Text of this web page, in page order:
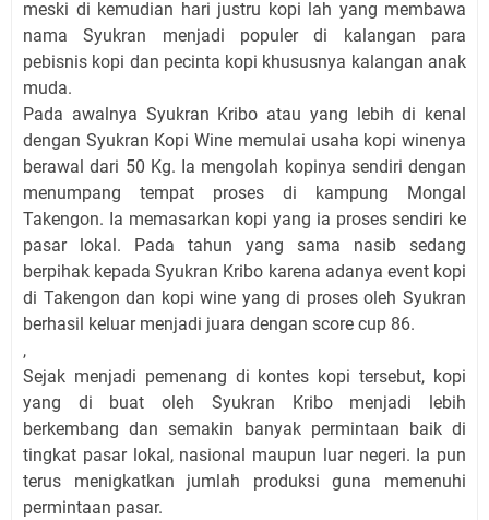
meski di kemudian hari justru kopi lah yang membawa
nama Syukran menjadi populer di kalangan para
pebisnis kopi dan pecinta kopi khususnya kalangan anak
muda.
Pada awalnya Syukran Kribo atau yang lebih di kenal
dengan Syukran Kopi Wine memulai usaha kopi winenya
berawal dari 50 Kg. Ia mengolah kopinya sendiri dengan
menumpang tempat proses di kampung Mongal
Takengon. Ia memasarkan kopi yang ia proses sendiri ke
pasar lokal. Pada tahun yang sama nasib sedang
berpihak kepada Syukran Kribo karena adanya event kopi
di Takengon dan kopi wine yang di proses oleh Syukran
berhasil keluar menjadi juara dengan score cup 86.
,
Sejak menjadi pemenang di kontes kopi tersebut, kopi
yang di buat oleh Syukran Kribo menjadi lebih
berkembang dan semakin banyak permintaan baik di
tingkat pasar lokal, nasional maupun luar negeri. Ia pun
terus menigkatkan jumlah produksi guna memenuhi
permintaan pasar.